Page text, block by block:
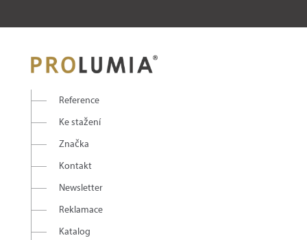
Reference
Ke stažení
Značka
Kontakt
Newsletter
Reklamace
Katalog